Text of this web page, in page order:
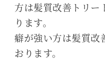
方は髪質改善トリー
ります。
癖が強い方は髪質改
おります。